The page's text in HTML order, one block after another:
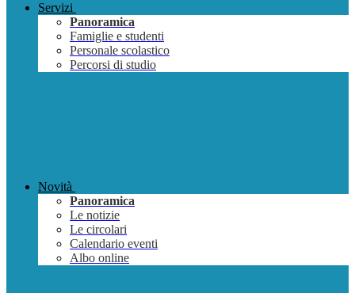
Servizi
Panoramica
Famiglie e studenti
Personale scolastico
Percorsi di studio
Novità
Panoramica
Le notizie
Le circolari
Calendario eventi
Albo online